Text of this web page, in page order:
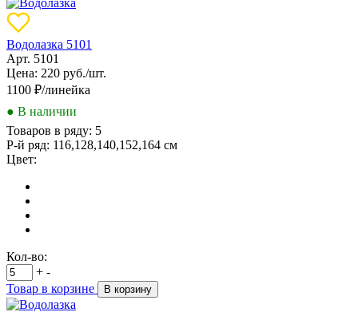
Водолазка 5101
Арт. 5101
Цена: 220 руб./шт.
1100 ₽/линейка
● В наличии
Товаров в ряду: 5
Р-й ряд: 116,128,140,152,164 см
Цвет:
Кол-во:
+ -
Товар в корзине
В корзину